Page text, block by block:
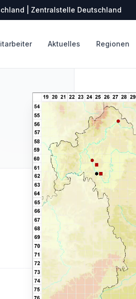
| Zentralstelle Deutschland
Aktuelles Regionen